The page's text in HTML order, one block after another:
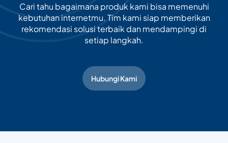
Cari tahu bagaimana produk kami bisa memenuhi
kebutuhan internetmu. Tim kami siap memberikan
rekomendasi solusi terbaik dan mendampingi di
setiap langkah.
Hubungi Kami